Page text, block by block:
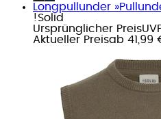
Longpullunder
!Solid
Ursprünglicher Preis
Aktueller Preisab 41,99